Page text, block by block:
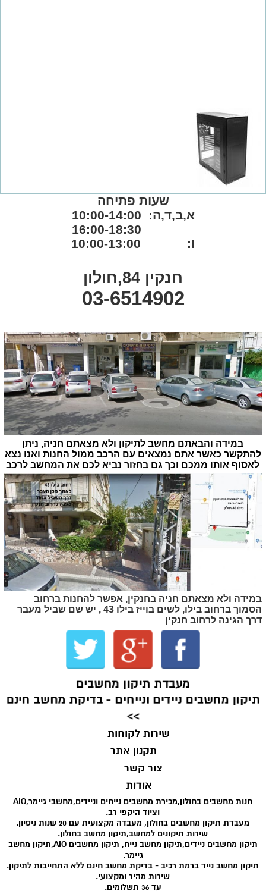
צור קשר
אודות
תקנון אתר
שירות לקוחות
חנות מחשבים בחולון,מכירת מחשבים נייחים וניידים,מחשבי גיימר,AIO
וציוד היקפי רב.
מעבדת תיקון מחשבים בחולון, מעבדה מקצועית עם 20 שנות ניסיון.
שירות תיקונים למחשב,תיקון מחשב בחולון.
תיקון מחשבים ניידים,תיקון מחשב נייח, תיקון מחשבים AIO,תיקון מחשב
גיימר.
תיקון מחשב נייד ברמת רכיב - בדיקת מחשב חינם ללא התחייבות לתיקון.
שירות מהיר ומקצועי.
עד 36 תשלומים.
מעבדת תיקון מחשבים
תיקון מחשבים ניידים ונייחים - בדיקת מחשב חינם
>>
במידה והבאתם מחשב לתיקון ולא מצאתם חניה, ניתן
להתקשר כאשר אתם נמצאים עם הרכב ממול החנות ואנו נצא
לאסוף אותו ממכם וכך גם בחזור נביא לכם את המחשב לרכב
במידה ולא מצאתם חניה בחנקין, אפשר להחנות ברחוב
הסמוך ברחוב בילו, לשים בוייז בילו 43 , יש שם שביל מעבר
דרך הגינה לרחוב חנקין
שעות פתיחה
א,ב,ד,ה: 10:00-14:00
ו: 10:00-13:00
חנקין 84,חולון
03-6514902